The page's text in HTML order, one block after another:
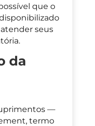
que o
seus
da
—
termo